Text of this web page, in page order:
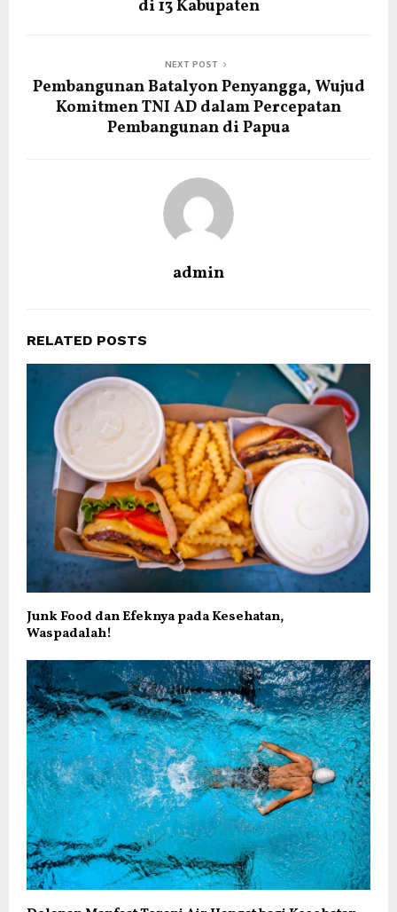
di 13 Kabupaten
NEXT POST
Pembangunan Batalyon Penyangga, Wujud
Komitmen TNI AD dalam Percepatan
Pembangunan di Papua
admin
RELATED POSTS
Junk Food dan Efeknya pada Kesehatan,
Waspadalah!